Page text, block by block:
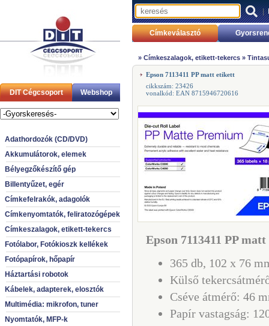
DIT Cégcsoport Webshop
Adathordozók (CD/DVD)
Akkumulátorok, elemek
Bélyegzőkészítő gép
Billentyűzet, egér
Címkefelrakók, adagolók
Címkenyomtatók, feliratozógépek
Címkeszalagok, etikett-tekercs
Fotólabor, Fotókioszk kellékek
Fotópapírok, hőpapír
Háztartási robotok
Kábelek, adapterek, elosztók
Multimédia: mikrofon, tuner
Nyomtatók, MFP-k
|
Címkeválasztó
» Címkeszalagok, etikett-tekercs »
Epson 7113411 PP matt etikett
cikkszám: 23426
vonalkód: EAN 8715946720616
Epson 7113411 PP
365 db, 102 x 76
Külső
Cséve átmérő: 46
Papír vastagság: